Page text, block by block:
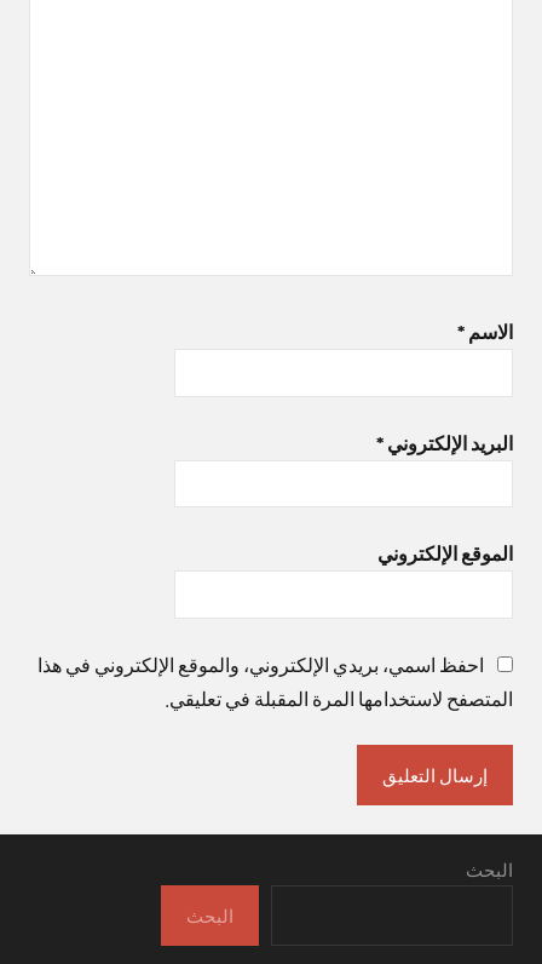
الاسم *
البريد الإلكتروني *
الموقع الإلكتروني
احفظ اسمي، بريدي الإلكتروني، والموقع الإلكتروني في هذا
المتصفح لاستخدامها المرة المقبلة في تعليقي.
البحث
البحث